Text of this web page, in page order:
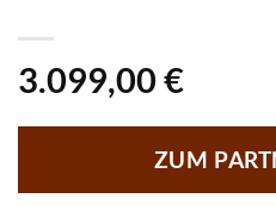
3.099,00 €
ZUM